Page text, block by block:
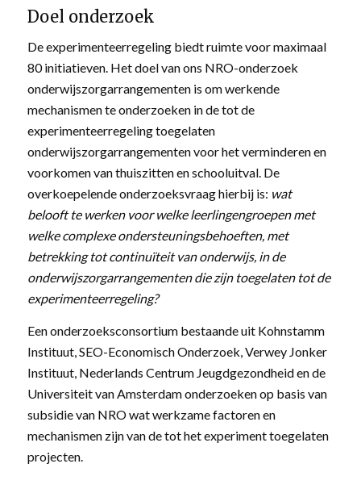
Doel onderzoek
De experimenteerregeling biedt ruimte voor maximaal
80 initiatieven. Het doel van ons NRO-onderzoek
onderwijszorgarrangementen is om werkende
mechanismen te onderzoeken in de tot de
experimenteerregeling toegelaten
onderwijszorgarrangementen voor het verminderen en
voorkomen van thuiszitten en schooluitval. De
overkoepelende onderzoeksvraag hierbij is: wat
belooft te werken voor welke leerlingengroepen met
welke complexe ondersteuningsbehoeften, met
betrekking tot continuïteit van onderwijs, in de
onderwijszorgarrangementen die zijn toegelaten tot de
experimenteerregeling?
Een onderzoeksconsortium bestaande uit Kohnstamm
Instituut, SEO-Economisch Onderzoek, Verwey Jonker
Instituut, Nederlands Centrum Jeugdgezondheid en de
Universiteit van Amsterdam onderzoeken op basis van
subsidie van NRO wat werkzame factoren en
mechanismen zijn van de tot het experiment toegelaten
projecten.